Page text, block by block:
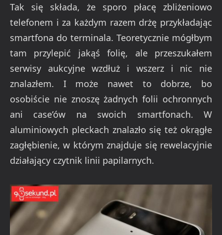
Tak się składa, że sporo płacę zbliżeniowo
telefonem i za każdym razem drżę przykładając
smartfona do terminala. Teoretycznie mógłbym
tam przylepić jakąś folię, ale przeszukałem
serwisy aukcyjne wzdłuż i wszerz i nic nie
znalazłem. I może nawet to dobrze, bo
osobiście nie znoszę żadnych folii ochronnych
ani case’ów na swoich smartfonach. W
aluminiowych pleckach znalazło się też okrągłe
zagłębienie, w którym znajduje się rewelacyjnie
działający czytnik linii papilarnych.